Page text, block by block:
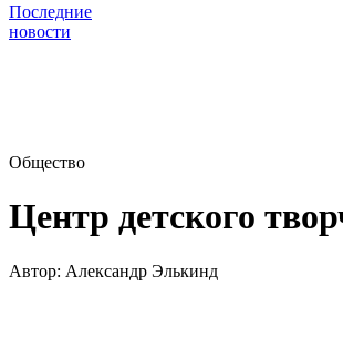
Последние
новости
Общество
Центр детского
Автор: Александр Элькинд